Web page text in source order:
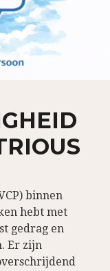
binnen
hebt met
gedrag en
Er zijn